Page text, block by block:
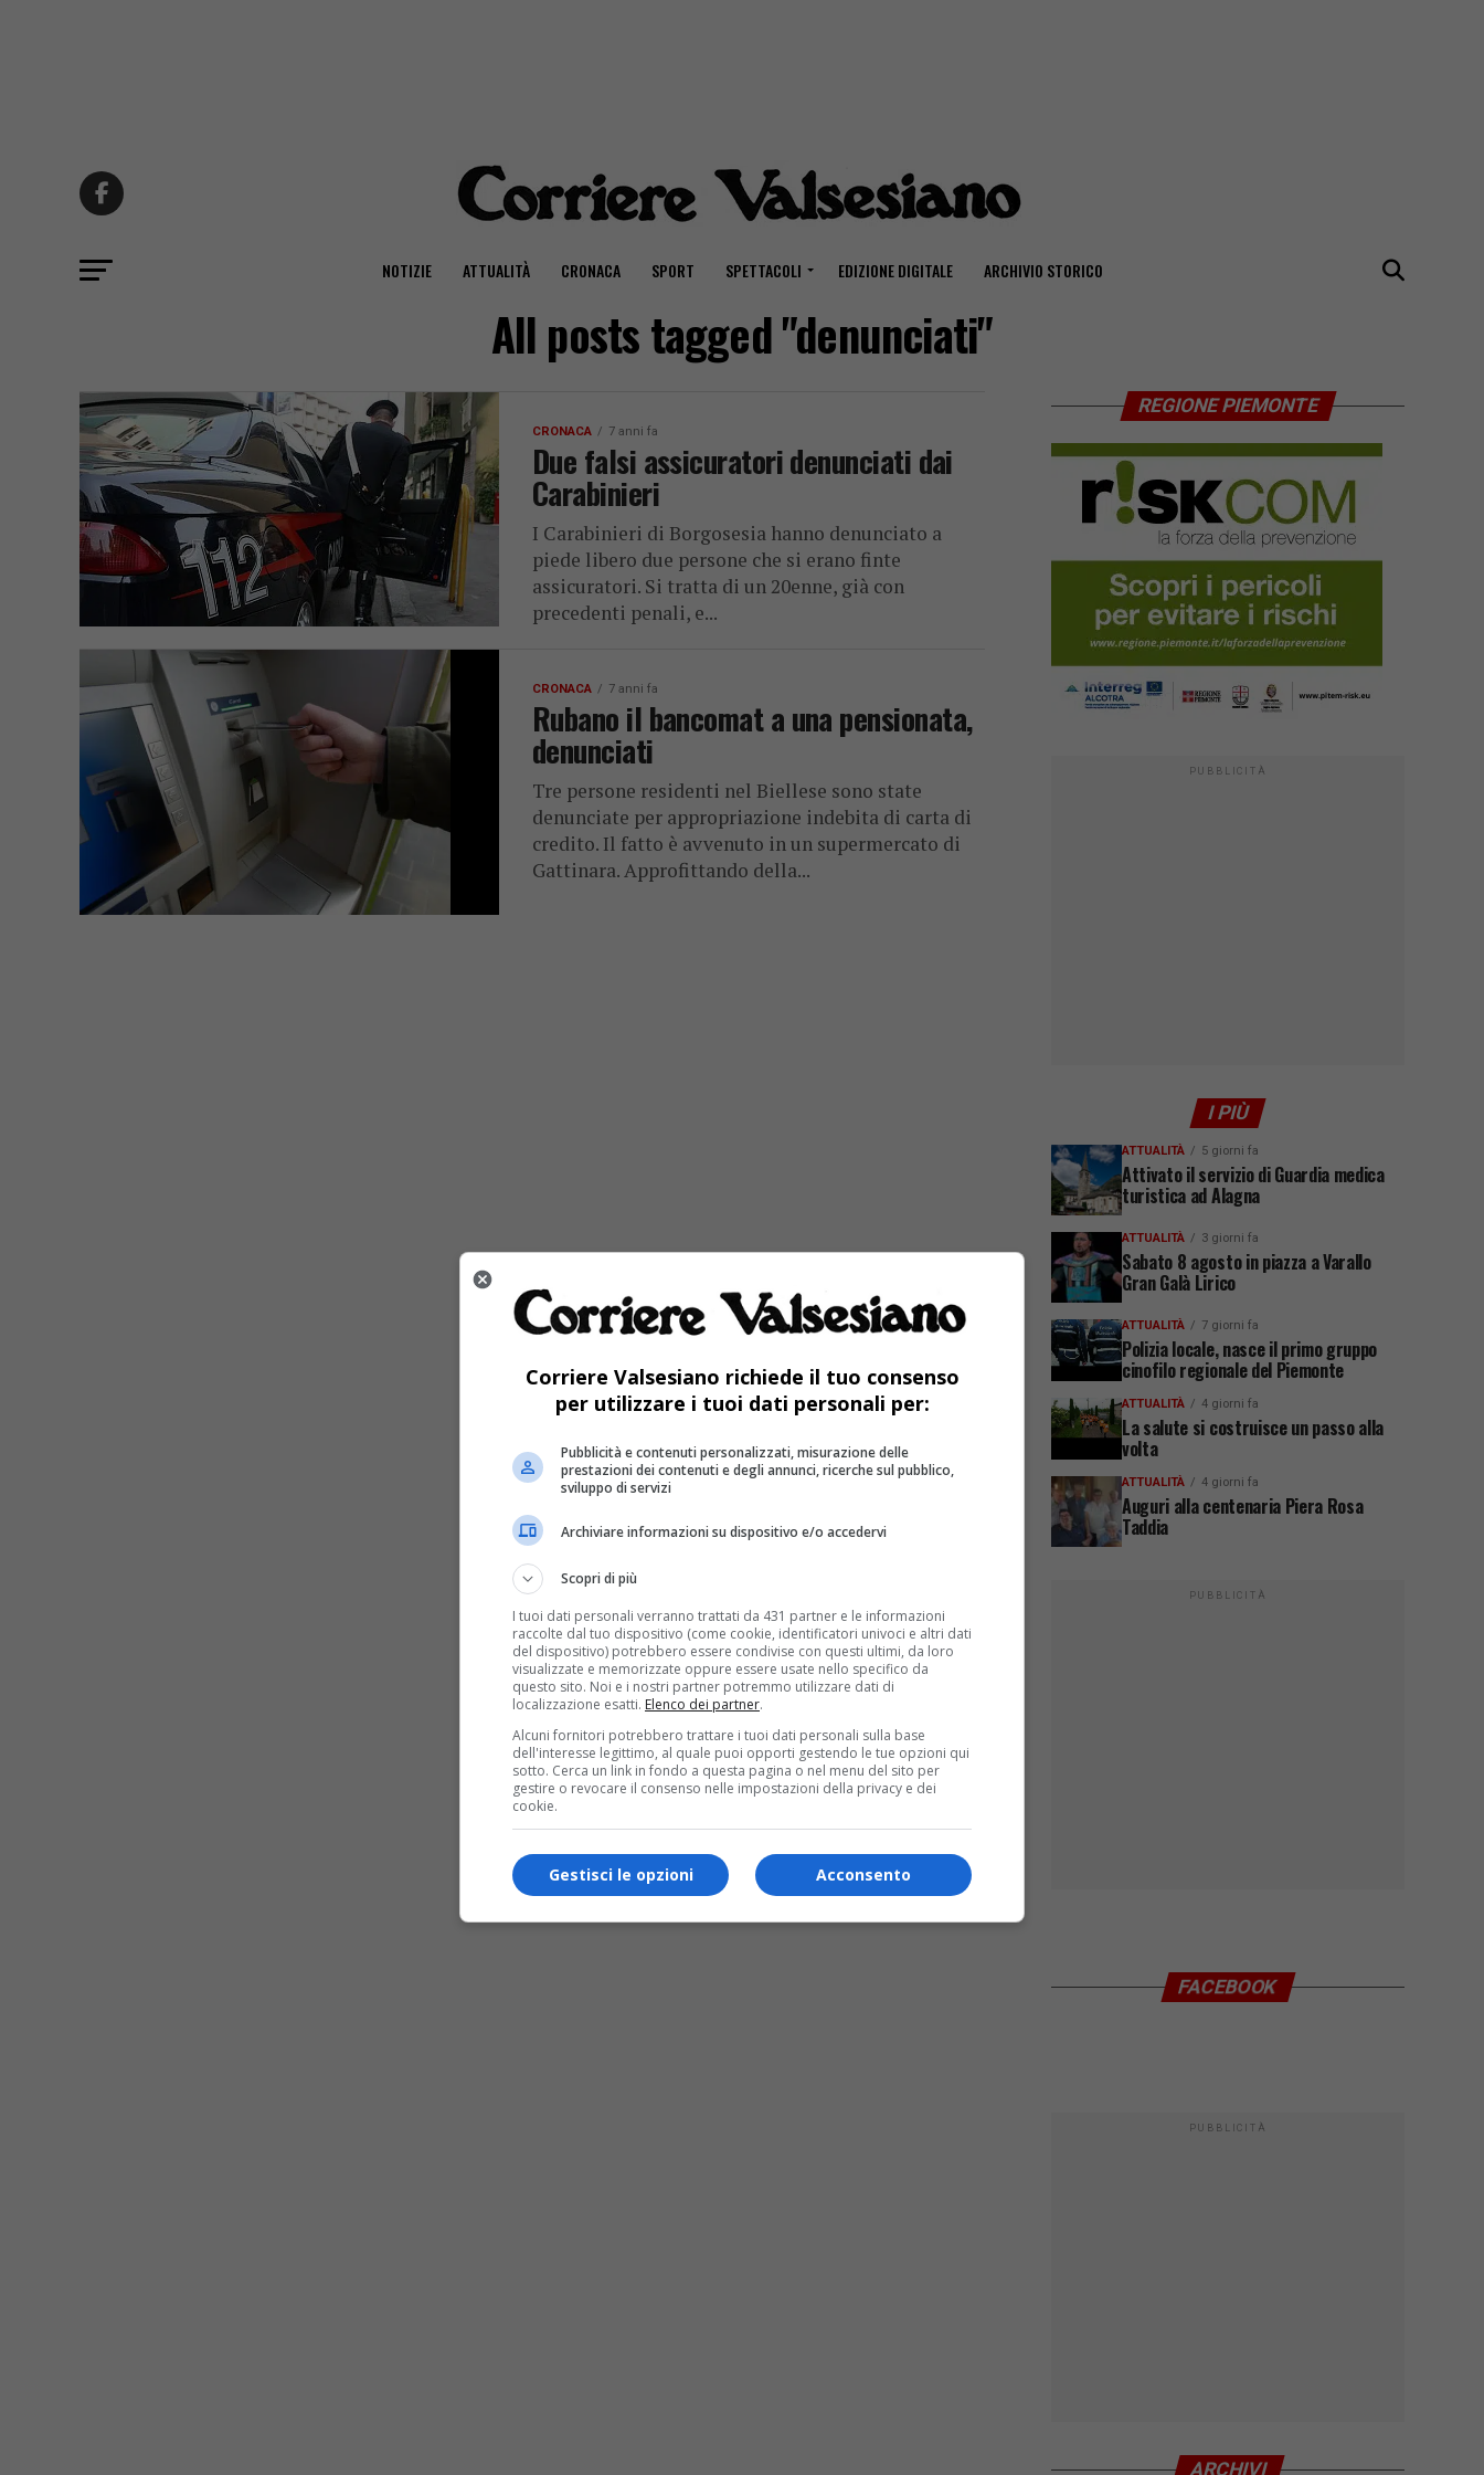
NOTIZIE ATTUALITÀ CRONACA SPORT SPETTACOLI EDIZIONE DIGITALE ARCHIVIO STORICO
All posts tagged "denunciati"
CRONACA 7 anni fa
Due falsi assicuratori denunciati dai
Carabinieri
I Carabinieri di Borgosesia hanno denunciato a
piede libero due persone che si erano finte
assicuratori. Si tratta di un 20enne, già con
precedenti penali, e...
CRONACA 7 anni fa
Rubano il bancomat a una pensionata,
denunciati
Tre persone residenti nel Biellese sono state
denunciate per appropriazione indebita di carta di
credito. Il fatto è avvenuto in un supermercato di
Gattinara. Approfittando della...
REGIONE PIEMONTE
PUBBLICITÀ
I PIÙ
ATTUALITÀ 5 giorni fa
Attivato il servizio di Guardia medica
turistica ad Alagna
ATTUALITÀ 3 giorni fa
Sabato 8 agosto in piazza a Varallo
Gran Galà Lirico
ATTUALITÀ 7 giorni fa
Polizia locale, nasce il primo gruppo
cinofilo regionale del Piemonte
ATTUALITÀ 4 giorni fa
La salute si costruisce un passo alla
volta
ATTUALITÀ 4 giorni fa
Auguri alla centenaria Piera Rosa
Taddia
PUBBLICITÀ
FACEBOOK
PUBBLICITÀ
ARCHIVI
Corriere Valsesiano richiede il tuo consenso
per utilizzare i tuoi dati personali per:
Pubblicità e contenuti personalizzati, misurazione delle
prestazioni dei contenuti e degli annunci, ricerche sul pubblico,
sviluppo di servizi
Archiviare informazioni su dispositivo e/o accedervi
Scopri di più
I tuoi dati personali verranno trattati da 431 partner e le informazioni
raccolte dal tuo dispositivo (come cookie, identificatori univoci e altri dati
del dispositivo) potrebbero essere condivise con questi ultimi, da loro
visualizzate e memorizzate oppure essere usate nello specifico da
questo sito. Noi e i nostri partner potremmo utilizzare dati di
localizzazione esatti. Elenco dei partner.
Alcuni fornitori potrebbero trattare i tuoi dati personali sulla base
dell'interesse legittimo, al quale puoi opporti gestendo le tue opzioni qui
sotto. Cerca un link in fondo a questa pagina o nel menu del sito per
gestire o revocare il consenso nelle impostazioni della privacy e dei
cookie.
Acconsento
Gestisci le opzioni